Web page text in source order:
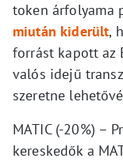
token árfolyama
miután kiderült,
forrást kapott az
valós idejű
szeretne
MATIC (-20%) –
kereskedők a